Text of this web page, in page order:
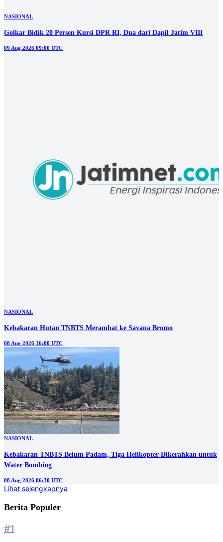
NASIONAL
Golkar Bidik 20 Persen Kursi DPR RI, Dua dari Dapil Jatim VIII
09 Aug 2026 09:00 UTC
NASIONAL
Kebakaran Hutan TNBTS Merambat ke Savana Bromo
08 Aug 2026 16:00 UTC
NASIONAL
Kebakaran TNBTS Belum Padam, Tiga Helikopter Dikerahkan untuk
Water Bombing
08 Aug 2026 06:30 UTC
Lihat selengkapnya
Berita Populer
#1